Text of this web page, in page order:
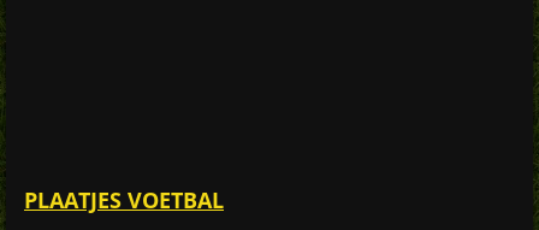
PLAATJES VOETBAL